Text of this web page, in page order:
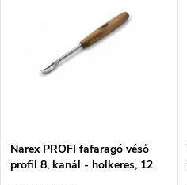
Narex PROFI fafaragó véső
profil 8, kanál - holkeres, 12